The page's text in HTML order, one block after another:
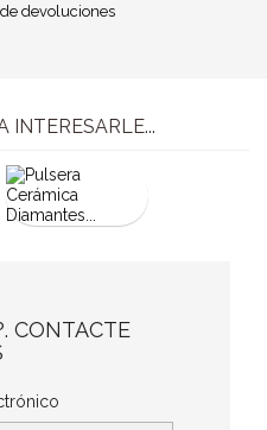
devoluciones
INTERESARLE...
CONTACTE